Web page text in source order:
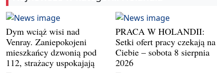
Dym wciąż wisi nad
Venray. Zaniepokojeni
mieszkańcy dzwonią pod
112, strażacy uspokajają
PRACA W HOLANDII:
Setki ofert pracy czekają na
Ciebie – sobota 8 sierpnia
2026